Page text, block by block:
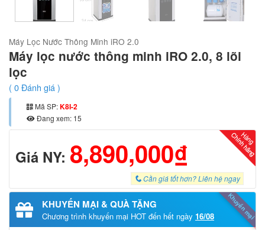
Máy Lọc Nước Thông Minh iRO 2.0
Máy lọc nước thông minh iRO 2.0, 8 lõi
lọc
( 0Đánh giá )
Mã SP:K8I-2
Đang xem: 15
Giá NY: 8,890,000₫
Cần giá tốt hơn? Liên hệ ngay
Khuyến mại
KHUYẾN MẠI & QUÀ TẶNG
Chương trình khuyến mại HOT đến hết ngày 16/08